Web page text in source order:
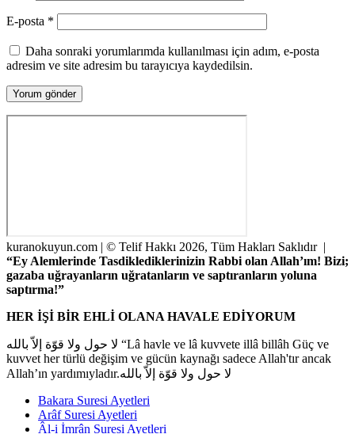
E-posta *
Daha sonraki yorumlarımda kullanılması için adım, e-posta
adresim ve site adresim bu tarayıcıya kaydedilsin.
kuranokuyun.com | © Telif Hakkı 2026, Tüm Hakları Saklıdır |
“Ey Alemlerinde Tasdiklediklerinizin Rabbi olan Allah’ım! Bizi;
gazaba uğrayanların uğratanların ve saptıranların yoluna
saptırma!”
HER İŞİ BİR EHLİ OLANA HAVALE EDİYORUM
لا حول ولا قوّة إلاّ بالله “Lâ havle ve lâ kuvvete illâ billâh Güç ve
kuvvet her türlü değişim ve gücün kaynağı sadece Allah'tır ancak
Allah’ın yardımıyladır.لا حول ولا قوّة إلاّ بالله
Bakara Suresi Ayetleri
Arâf Suresi Ayetleri
Âl-i İmrân Suresi Ayetleri